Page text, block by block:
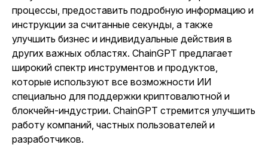
процессы, предоставить подробную информацию и
инструкции за считанные секунды, а также
улучшить бизнес и индивидуальные действия в
других важных областях. ChainGPT предлагает
широкий спектр инструментов и продуктов,
которые используют все возможности ИИ
специально для поддержки криптовалютной и
блокчейн-индустрии. ChainGPT стремится улучшить
работу компаний, частных пользователей и
разработчиков.